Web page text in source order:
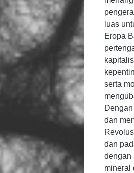
luas
Eropa
serta
dan
dan
dengan
mineral